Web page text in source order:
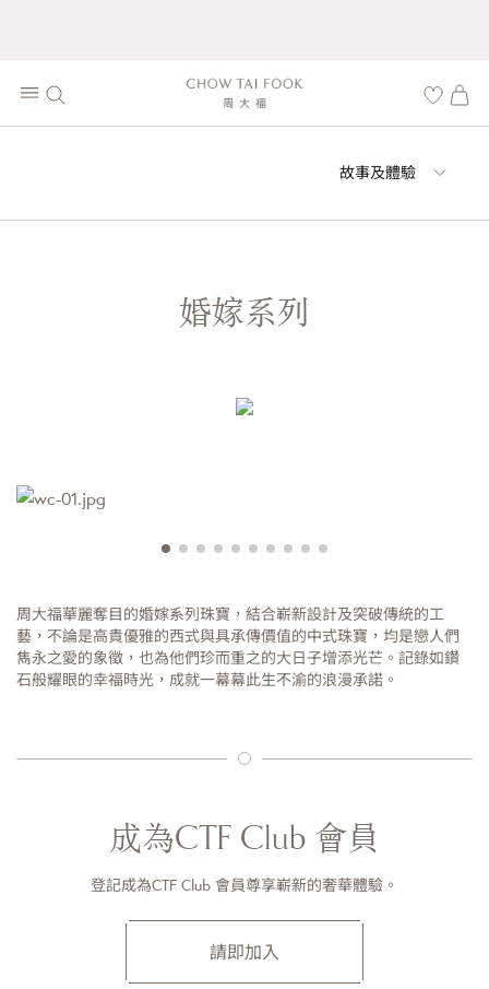
故事及體驗
婚嫁系列
周大福華麗奪目的婚嫁系列珠寶，結合嶄新設計及突破傳統的工
藝，不論是高貴優雅的西式與具承傳價值的中式珠寶，均是戀人們
雋永之愛的象徵，也為他們珍而重之的大日子增添光芒。記錄如鑽
石般耀眼的幸福時光，成就一幕幕此生不渝的浪漫承諾。
成為CTF Club 會員
登記成為CTF Club 會員尊享嶄新的奢華體驗。
請即加入